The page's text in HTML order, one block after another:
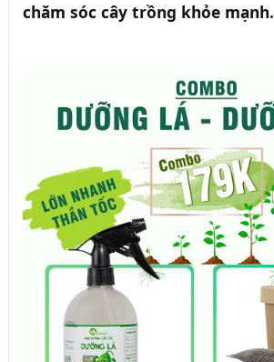
chăm sóc cây trồng khỏe mạnh.